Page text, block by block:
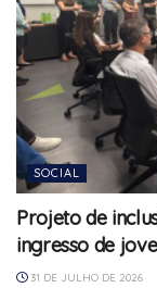
SOCIAL
Projeto de
ingresso de
31 DE JULHO DE 2026